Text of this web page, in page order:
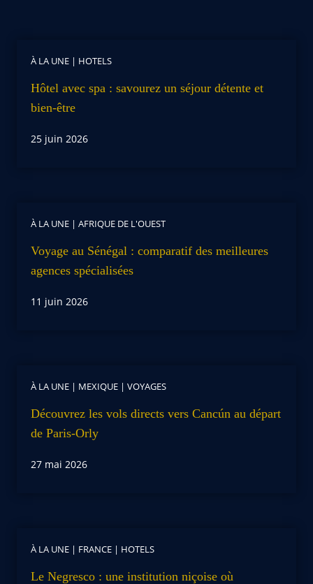
À LA UNE | HOTELS
Hôtel avec spa : savourez un séjour détente et
bien-être
25 juin 2026
À LA UNE | AFRIQUE DE L'OUEST
Voyage au Sénégal : comparatif des meilleures
agences spécialisées
11 juin 2026
À LA UNE | MEXIQUE | VOYAGES
Découvrez les vols directs vers Cancún au départ
de Paris-Orly
27 mai 2026
À LA UNE | FRANCE | HOTELS
Le Negresco : une institution niçoise où